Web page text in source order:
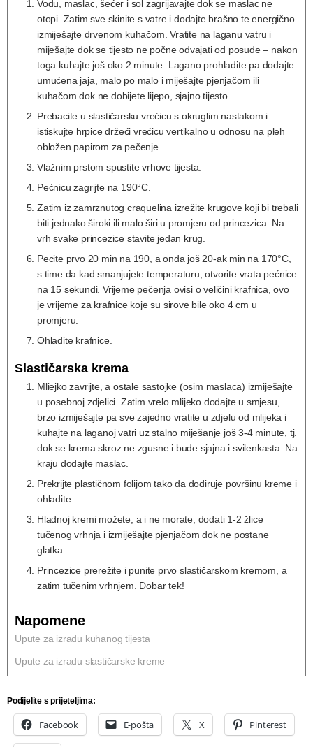
Vodu, maslac, šećer i sol zagrijavajte dok se maslac ne
otopi. Zatim sve skinite s vatre i dodajte brašno te energično
izmiješajte drvenom kuhačom. Vratite na laganu vatru i
miješajte dok se tijesto ne počne odvajati od posude – nakon
toga kuhajte još oko 2 minute. Lagano prohladite pa dodajte
umućena jaja, malo po malo i miješajte pjenjačom ili
kuhačom dok ne dobijete lijepo, sjajno tijesto.
Prebacite u slastičarsku vrećicu s okruglim nastakom i
istiskujte hrpice držeći vrećicu vertikalno u odnosu na pleh
obložen papirom za pečenje.
Vlažnim prstom spustite vrhove tijesta.
Pećnicu zagrijte na 190°C.
Zatim iz zamrznutog craquelina izrežite krugove koji bi trebali
biti jednako široki ili malo širi u promjeru od princezica. Na
vrh svake princezice stavite jedan krug.
Pecite prvo 20 min na 190, a onda još 20-ak min na 170°C,
s time da kad smanjujete temperaturu, otvorite vrata pećnice
na 15 sekundi. Vrijeme pečenja ovisi o veličini krafnica, ovo
je vrijeme za krafnice koje su sirove bile oko 4 cm u
promjeru.
Ohladite krafnice.
Slastičarska krema
Mliejko zavrijte, a ostale sastojke (osim maslaca) izmiješajte
u posebnoj zdjelici. Zatim vrelo mlijeko dodajte u smjesu,
brzo izmiješajte pa sve zajedno vratite u zdjelu od mlijeka i
kuhajte na laganoj vatri uz stalno miješanje još 3-4 minute, tj.
dok se krema skroz ne zgusne i bude sjajna i svilenkasta. Na
kraju dodajte maslac.
Prekrijte plastičnom folijom tako da dodiruje površinu kreme i
ohladite.
Hladnoj kremi možete, a i ne morate, dodati 1-2 žlice
tučenog vrhnja i izmiješajte pjenjačom dok ne postane
glatka.
Princezice prerežite i punite prvo slastičarskom kremom, a
zatim tučenim vrhnjem. Dobar tek!
Napomene
Upute za izradu kuhanog tijesta
Upute za izradu slastičarske kreme
Podijelite s prijeteljima:
Facebook E-pošta X Pinterest